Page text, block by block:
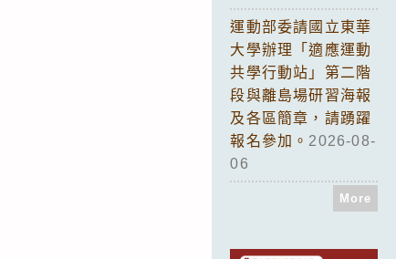
運動部委請國立東華
大學辦理「適應運動
共學行動站」第二階
段與離島場研習海報
及各區簡章，請踴躍
報名參加。 2026-08-
06
More